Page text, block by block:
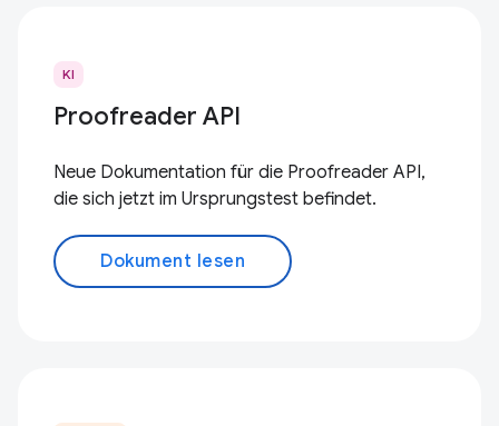
KI
Proofreader API
Neue Dokumentation für die Proofreader API,
die sich jetzt im Ursprungstest befindet.
Dokument lesen